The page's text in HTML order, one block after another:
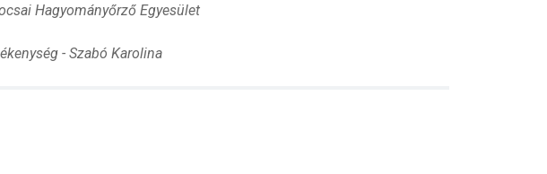
Hagyományőrző Egyesület
- Szabó Karolina